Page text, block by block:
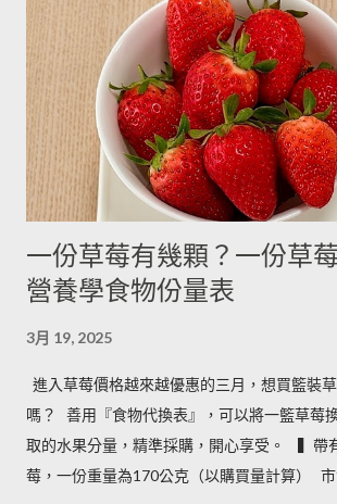
糖 4g 13g 170g 糖粉 2g 6g 100g 蜂蜜 7g 22g
14g 190g 鮮奶油 5g 15g 200g 奶油 4.5g 14g
180g 牛奶 6g 17g 210g 煉乳 6g 17.5g 240g
水 5g 15g 200g 可可粉 2g 6g 80g 即溶咖啡 2g
- ------- 170g 引用自 Mami的魔法廚房 ...
一份草莓有幾顆？一份草
營養學食物份量表
3月 19, 2025
進入草莓價格越來越優惠的三月，想買籃裝
嗎？ ​ 善用『食物代換表』，可以將一籃草莓
取的水果分量，精準採購，開心享受。 ​ ​ ▍帶
莓，一份重量為170公克（以購買量計算）